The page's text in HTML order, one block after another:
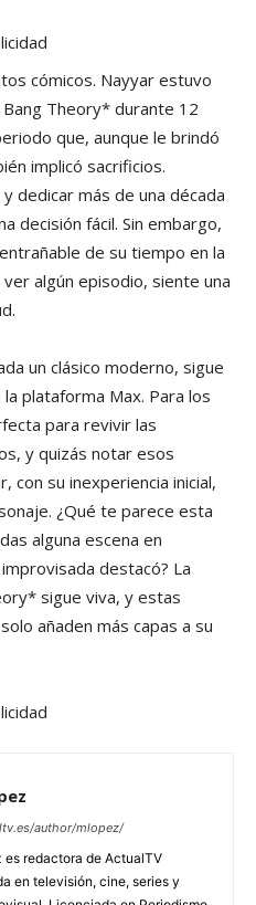
cómicos. Nayyar estuvo
Theory* durante 12
que, aunque le brindó
implicó sacrificios.
dedicar más de una década
decisión fácil. Sin embargo,
de su tiempo en la
algún episodio, siente una
un clásico moderno, sigue
plataforma Max. Para los
para revivir las
y quizás notar esos
con su inexperiencia inicial,
¿Qué te parece esta
alguna escena en
destacó? La
sigue viva, y estas
añaden más capas a su
author/mlopez/
es redactora de ActualTV
en televisión, cine, series y